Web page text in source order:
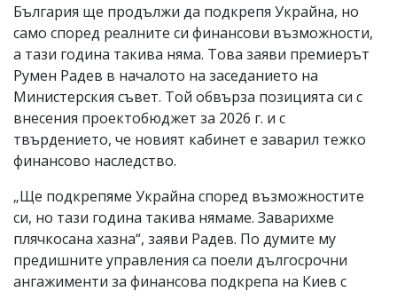
България ще продължи да подкрепя Украйна, но
само според реалните си финансови възможности,
а тази година такива няма. Това заяви премиерът
Румен Радев в началото на заседанието на
Министерския съвет. Той обвърза позицията си с
внесения проектобюджет за 2026 г. и с
твърдението, че новият кабинет е заварил тежко
финансово наследство.
„Ще подкрепяме Украйна според възможностите
си, но тази година такива нямаме. Заварихме
плячкосана хазна“, заяви Радев. По думите му
предишните управления са поели дългосрочни
ангажименти за финансова подкрепа на Киев с